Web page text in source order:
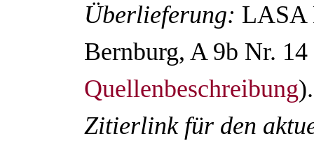
Überlieferung: LASA
Bernburg, A 9b Nr.
Quellenbeschreibung).
Zitierlink für den